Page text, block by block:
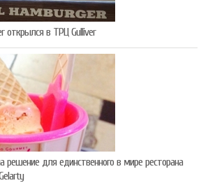
открылся в ТРЦ Gulliver
решение для единственного в мире ресторана